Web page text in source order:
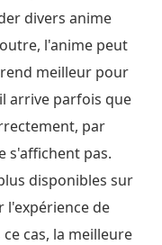
divers anime
l'anime peut
meilleur pour
arrive parfois que
par
s'affichent pas.
disponibles sur
l'expérience de
cas, la meilleure